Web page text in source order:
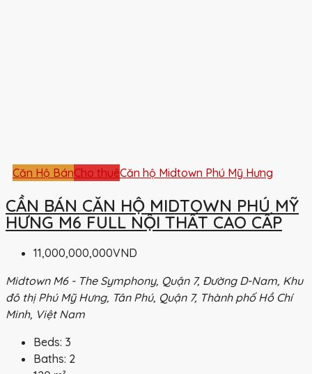
Căn Hộ BánCho thuêCăn hộ Midtown Phú Mỹ Hưng
CẦN BÁN CĂN HỘ MIDTOWN PHÚ MỸ
HƯNG M6 FULL NỘI THẤT CAO CẤP
11,000,000,000VND
Midtown M6 - The Symphony, Quận 7, Đường D-Nam, Khu
đô thị Phú Mỹ Hưng, Tân Phú, Quận 7, Thành phố Hồ Chí
Minh, Việt Nam
Beds: 3
Baths: 2